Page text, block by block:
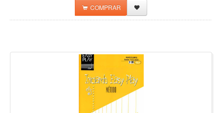
COMPRAR